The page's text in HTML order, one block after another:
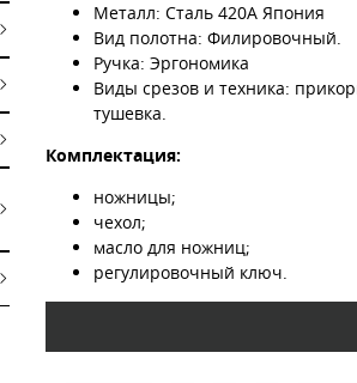
Металл: Сталь 420A Япония
Вид полотна: Филировочный.
Ручка: Эргономика
Виды срезов и техника:
тушевка.
Комплектация:
ножницы;
чехол;
масло для ножниц;
регулировочный ключ.